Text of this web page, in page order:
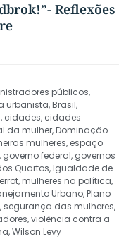
Reflexões
públicos,
urbanista,Brasil,
, cidades, cidades
da mulher,Dominação
mulheres, espaço
, governo federal, governos
Quartos,Igualdade de
,mulheres na política,
Urbano,Plano
, segurança das mulheres,
,violência contra a
,Wilson Levy